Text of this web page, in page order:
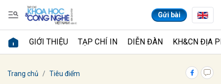
Gửi bài
GIỚI THIỆU TẠP CHÍ IN DIỄN ĐÀN KH&CN ĐỊA
Trang chủ Tiêu điểm
Gửi bình luận